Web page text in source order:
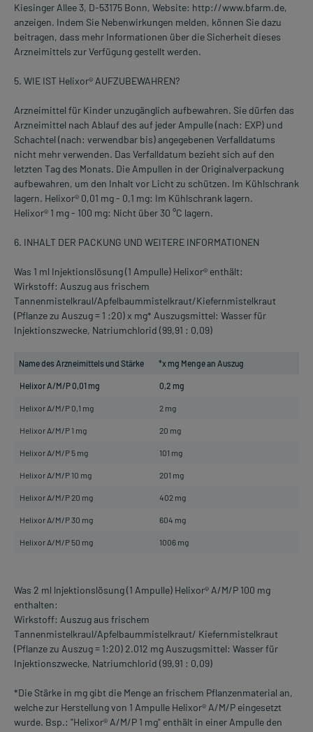
Kiesinger Allee 3, D-53175 Bonn, Website: http://www.bfarm.de,
anzeigen. Indem Sie Nebenwirkungen melden, können Sie dazu
beitragen, dass mehr Informationen über die Sicherheit dieses
Arzneimittels zur Verfügung gestellt werden.
5. WIE IST Helixor® AUFZUBEWAHREN?
Arzneimittel für Kinder unzugänglich aufbewahren. Sie dürfen das
Arzneimittel nach Ablauf des auf jeder Ampulle (nach: EXP) und
Schachtel (nach: verwendbar bis) angegebenen Verfalldatums
nicht mehr verwenden. Das Verfalldatum bezieht sich auf den
letzten Tag des Monats. Die Ampullen in der Originalverpackung
aufbewahren, um den Inhalt vor Licht zu schützen. Im Kühlschrank
lagern. Helixor® 0,01 mg - 0,1 mg: Im Kühlschrank lagern.
Helixor® 1 mg - 100 mg: Nicht über 30 °C lagern.
6. INHALT DER PACKUNG UND WEITERE INFORMATIONEN
Was 1 ml Injektionslösung (1 Ampulle) Helixor® enthält:
Wirkstoff: Auszug aus frischem
Tannenmistelkraul/Apfelbaummistelkraut/Kiefernmistelkraut
(Pflanze zu Auszug = 1 :20) x mg* Auszugsmittel: Wasser für
Injektionszwecke, Natriumchlorid (99,91 : 0,09)
Name des Arzneimittels und Stärke *x mg Menge an Auszug
Helixor A/M/P 0,01 mg 0,2 mg
Helixor A/M/P 0,1 mg 2 mg
Helixor A/M/P 1 mg 20 mg
Helixor A/M/P 5 mg 101 mg
Helixor A/M/P 10 mg 201 mg
Helixor A/M/P 20 mg 402 mg
Helixor A/M/P 30 mg 604 mg
Helixor A/M/P 50 mg 1006 mg
Was 2 ml lnjektionslösung (1 Ampulle) Helixor® A/M/P 100 mg
enthalten:
Wirkstoff: Auszug aus frischem
Tannenmistelkraul/Apfelbaummistelkraut/ Kiefernmistelkraut
(Pflanze zu Auszug = 1:20) 2.012 mg Auszugsmittel: Wasser für
Injektionszwecke, Natriumchlorid (99,91 : 0,09)
*Die Stärke in mg gibt die Menge an frischem Pflanzenmaterial an,
welche zur Herstellung von 1 Ampulle Helixor® A/M/P eingesetzt
wurde. Bsp.: "Helixor® A/M/P 1 mg" enthält in einer Ampulle den